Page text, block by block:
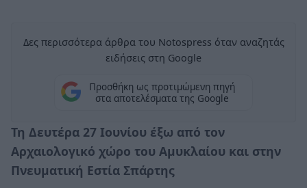
Δες περισσότερα άρθρα του Notospress όταν αναζητάς
ειδήσεις στη Google
Προσθήκη ως προτιμώμενη πηγή
στα αποτελέσματα της Google
Τη Δευτέρα 27 Ιουνίου έξω από τον
Αρχαιολογικό χώρο του Αμυκλαίου και στην
Πνευματική Εστία Σπάρτης